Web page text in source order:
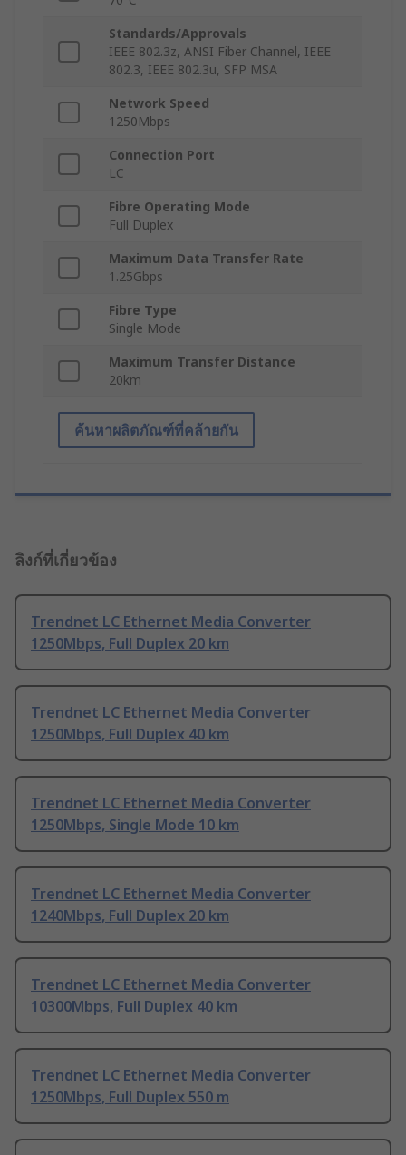
Standards/Approvals
IEEE 802.3z, ANSI Fiber Channel, IEEE
802.3, IEEE 802.3u, SFP MSA
Network Speed
1250Mbps
Connection Port
LC
Fibre Operating Mode
Full Duplex
Maximum Data Transfer Rate
1.25Gbps
Fibre Type
Single Mode
Maximum Transfer Distance
20km
ค้นหาผลิตภัณฑ์ที่คล้ายกัน
ลิงก์ที่เกี่ยวข้อง
Trendnet LC Ethernet Media Converter
1250Mbps, Full Duplex 20 km
Trendnet LC Ethernet Media Converter
1250Mbps, Full Duplex 40 km
Trendnet LC Ethernet Media Converter
1250Mbps, Single Mode 10 km
Trendnet LC Ethernet Media Converter
1240Mbps, Full Duplex 20 km
Trendnet LC Ethernet Media Converter
10300Mbps, Full Duplex 40 km
Trendnet LC Ethernet Media Converter
1250Mbps, Full Duplex 550 m